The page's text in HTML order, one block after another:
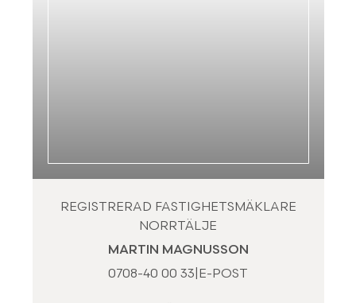
REGISTRERAD FASTIGHETSMÄKLARE
NORRTÄLJE
MARTIN MAGNUSSON
0708-40 00 33 E-POST